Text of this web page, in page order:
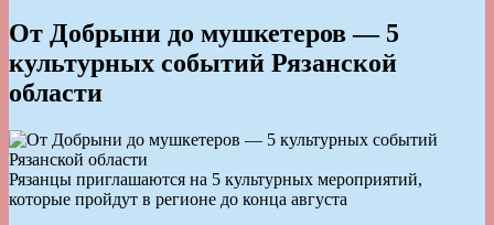
От Добрыни до мушкетеров — 5
культурных событий Рязанской
области
Рязанцы приглашаются на 5 культурных мероприятий,
которые пройдут в регионе до конца августа